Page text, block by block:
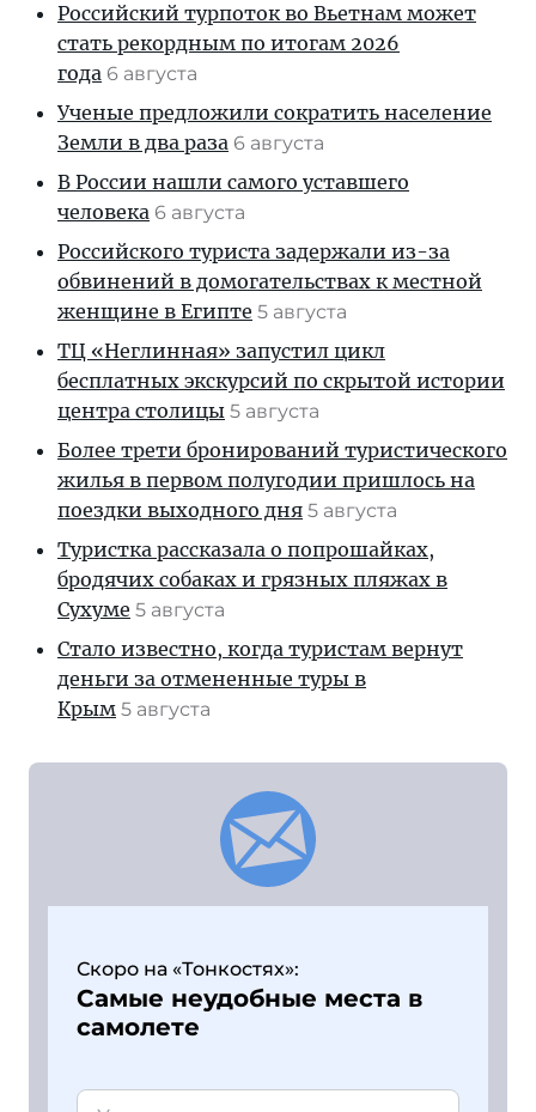
Российский турпоток во Вьетнам может
стать рекордным по итогам 2026
года 6 августа
Ученые предложили сократить население
Земли в два раза 6 августа
В России нашли самого уставшего
человека 6 августа
Российского туриста задержали из-за
обвинений в домогательствах к местной
женщине в Египте 5 августа
ТЦ «Неглинная» запустил цикл
бесплатных экскурсий по скрытой истории
центра столицы 5 августа
Более трети бронирований туристического
жилья в первом полугодии пришлось на
поездки выходного дня 5 августа
Туристка рассказала о попрошайках,
бродячих собаках и грязных пляжах в
Сухуме 5 августа
Стало известно, когда туристам вернут
деньги за отмененные туры в
Крым 5 августа
Скоро на «Тонкостях»:
Самые неудобные места в
самолете